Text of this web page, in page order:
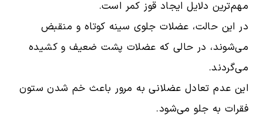
مهم‌ترین دلایل ایجاد قوز کمر است.
در این حالت، عضلات جلوی سینه کوتاه و منقبض
می‌شوند، در حالی که عضلات پشت ضعیف و کشیده
می‌گردند.
این عدم تعادل عضلانی به مرور باعث خم شدن ستون
فقرات به جلو می‌شود.